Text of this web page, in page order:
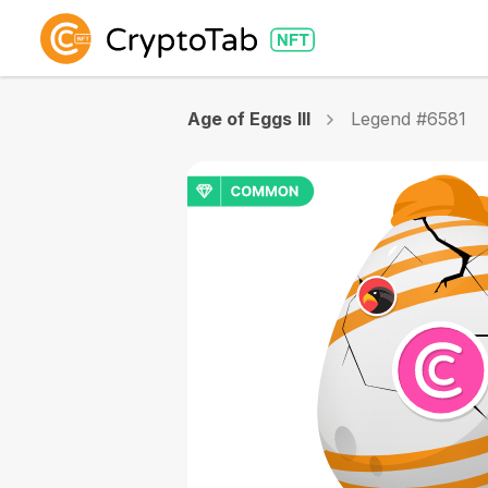
Age of Eggs III Legend #6581